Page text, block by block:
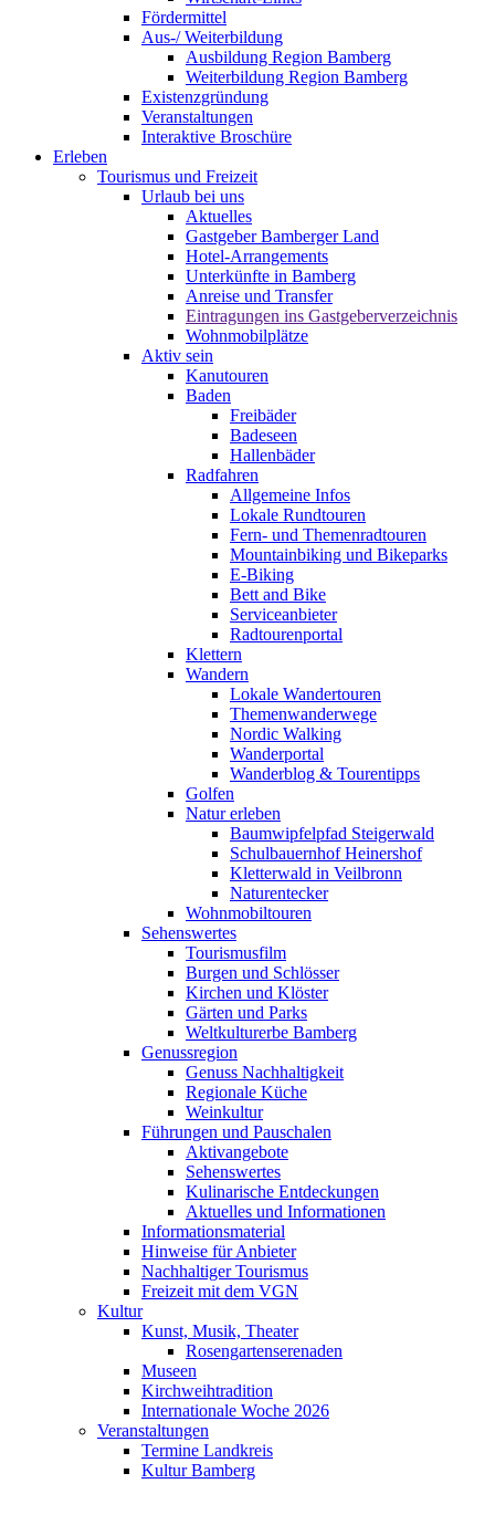
Fördermittel
Aus-/ Weiterbildung
Ausbildung Region Bamberg
Weiterbildung Region Bamberg
Existenzgründung
Veranstaltungen
Interaktive Broschüre
Erleben
Tourismus und Freizeit
Urlaub bei uns
Aktuelles
Gastgeber Bamberger Land
Hotel-Arrangements
Unterkünfte in Bamberg
Anreise und Transfer
Eintragungen ins Gastgeberverzeichnis
Wohnmobilplätze
Aktiv sein
Kanutouren
Baden
Freibäder
Badeseen
Hallenbäder
Radfahren
Allgemeine Infos
Lokale Rundtouren
Fern- und Themenradtouren
Mountainbiking und Bikeparks
E-Biking
Bett and Bike
Serviceanbieter
Radtourenportal
Klettern
Wandern
Lokale Wandertouren
Themenwanderwege
Nordic Walking
Wanderportal
Wanderblog & Tourentipps
Golfen
Natur erleben
Baumwipfelpfad Steigerwald
Schulbauernhof Heinershof
Kletterwald in Veilbronn
Naturentecker
Wohnmobiltouren
Sehenswertes
Tourismusfilm
Burgen und Schlösser
Kirchen und Klöster
Gärten und Parks
Weltkulturerbe Bamberg
Genussregion
Genuss Nachhaltigkeit
Regionale Küche
Weinkultur
Führungen und Pauschalen
Aktivangebote
Sehenswertes
Kulinarische Entdeckungen
Aktuelles und Informationen
Informationsmaterial
Hinweise für Anbieter
Nachhaltiger Tourismus
Freizeit mit dem VGN
Kultur
Kunst, Musik, Theater
Rosengartenserenaden
Museen
Kirchweihtradition
Internationale Woche 2026
Veranstaltungen
Termine Landkreis
Kultur Bamberg